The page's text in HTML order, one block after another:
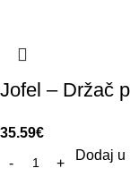
Jofel – Držač
35.59€
Dodaj u